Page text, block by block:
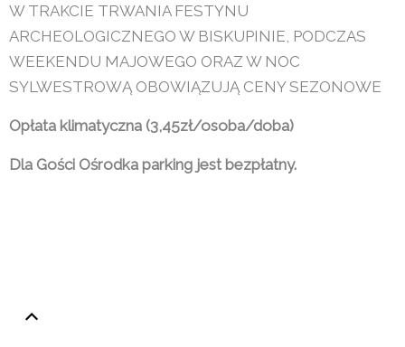
W TRAKCIE TRWANIA FESTYNU
ARCHEOLOGICZNEGO W BISKUPINIE, PODCZAS
WEEKENDU MAJOWEGO ORAZ W NOC
SYLWESTROWĄ OBOWIĄZUJĄ CENY SEZONOWE
Opłata klimatyczna (3,45zł/osoba/doba)
Dla Gości Ośrodka parking jest bezpłatny.